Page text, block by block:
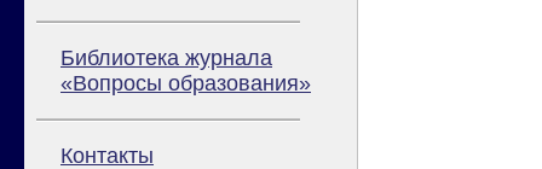
Библиотека журнала
«Вопросы образования»
Контакты